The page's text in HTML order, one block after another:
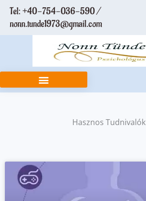
SkipTel: +40-754-036-590 /
nonn.tunde1973@gmail.com
Hasznos Tudnivalók